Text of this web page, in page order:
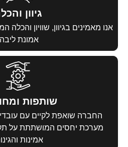
גיוון והכלה
בגיוון, שוויון והכלה המייצגים הן
שותפות ומחויבות
שואפת לקיים עם עובדיה ושותפיה
יחסים המושתתת על תקשורת
אמינות והגינות.